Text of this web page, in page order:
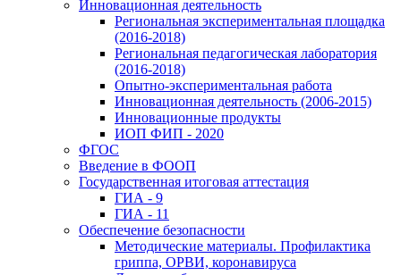
Инновационная деятельность
Региональная экспериментальная площадка
(2016-2018)
Региональная педагогическая лаборатория
(2016-2018)
Опытно-экспериментальная работа
Инновационная деятельность (2006-2015)
Инновационные продукты
ИОП ФИП - 2020
ФГОС
Введение в ФООП
Государственная итоговая аттестация
ГИА - 9
ГИА - 11
Обеспечение безопасности
Методические материалы. Профилактика
гриппа, ОРВИ, коронавируса